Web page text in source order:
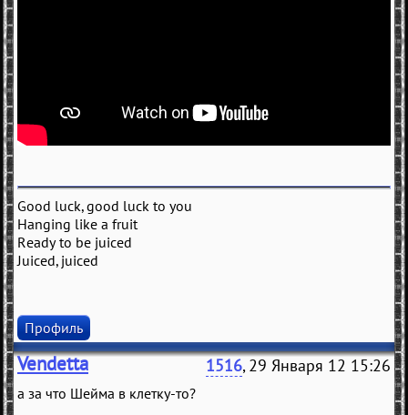
Good luck, good luck to you
Hanging like a fruit
Ready to be juiced
Juiced, juiced
Профиль
Vendetta 1516, 29 Января 12 15:26
а за что Шейма в клетку-то?